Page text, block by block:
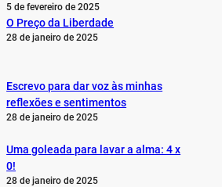
5 de fevereiro de 2025
O Preço da Liberdade
28 de janeiro de 2025
Escrevo para dar voz às minhas
reflexões e sentimentos
28 de janeiro de 2025
Uma goleada para lavar a alma: 4 x
0!
28 de janeiro de 2025